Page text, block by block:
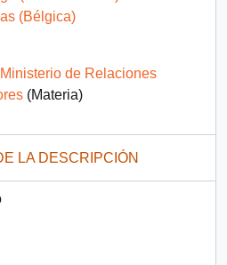
(Bélgica)
de Relaciones
(Materia)
LA DESCRIPCIÓN